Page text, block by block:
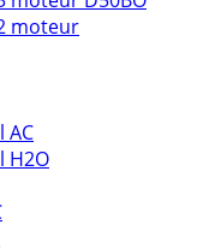
moteur
AC
H2O